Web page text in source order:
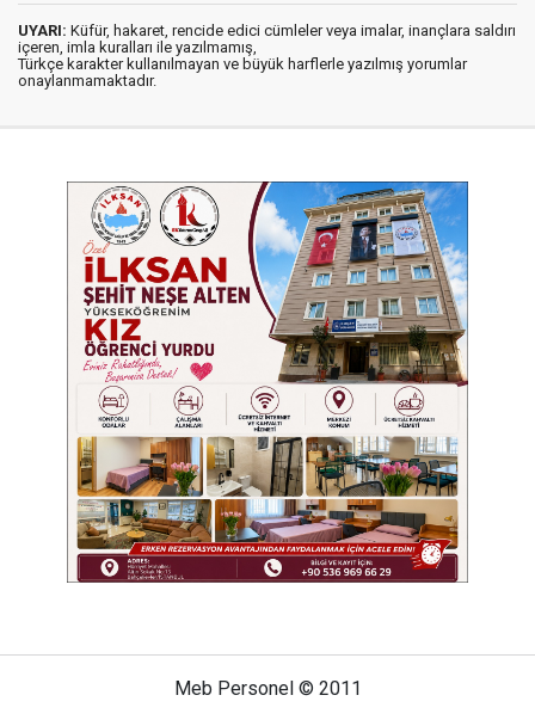
UYARI: Küfür, hakaret, rencide edici cümleler veya imalar, inançlara saldırı
içeren, imla kuralları ile yazılmamış,
Türkçe karakter kullanılmayan ve büyük harflerle yazılmış yorumlar
onaylanmamaktadır.
Meb Personel © 2011